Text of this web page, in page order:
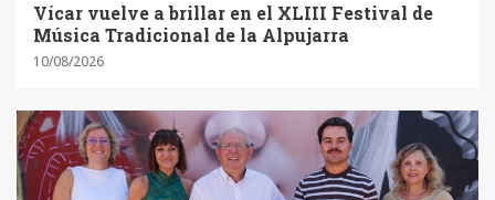
Vícar vuelve a brillar en el XLIII Festival de
Música Tradicional de la Alpujarra
10/08/2026